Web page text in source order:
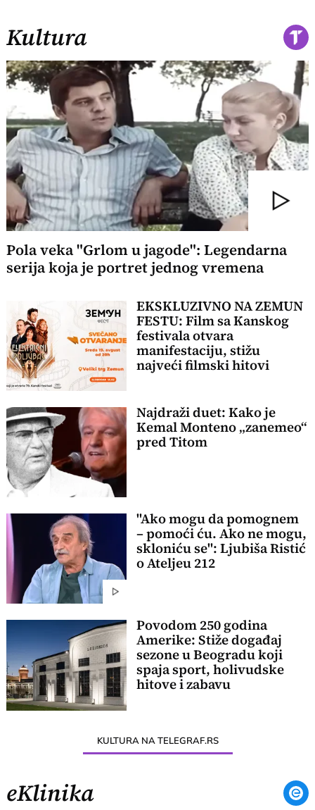
Kultura
Pola veka "Grlom u jagode": Legendarna
serija koja je portret jednog vremena
EKSKLUZIVNO NA ZEMUN
FESTU: Film sa Kanskog
festivala otvara
manifestaciju, stižu
najveći filmski hitovi
Najdraži duet: Kako je
Kemal Monteno „zanemeo“
pred Titom
"Ako mogu da pomognem
– pomoći ću. Ako ne mogu,
skloniću se": Ljubiša Ristić
o Ateljeu 212
Povodom 250 godina
Amerike: Stiže događaj
sezone u Beogradu koji
spaja sport, holivudske
hitove i zabavu
KULTURA NA TELEGRAF.RS
eKlinika